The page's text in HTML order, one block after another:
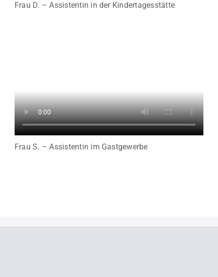
Frau D. – Assistentin in der Kindertagesstätte
Frau S. – Assistentin im Gastgewerbe